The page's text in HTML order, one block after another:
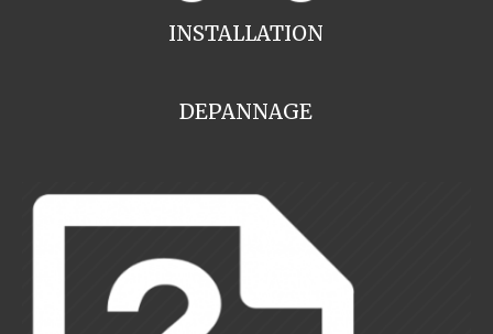
INSTALLATION
DEPANNAGE